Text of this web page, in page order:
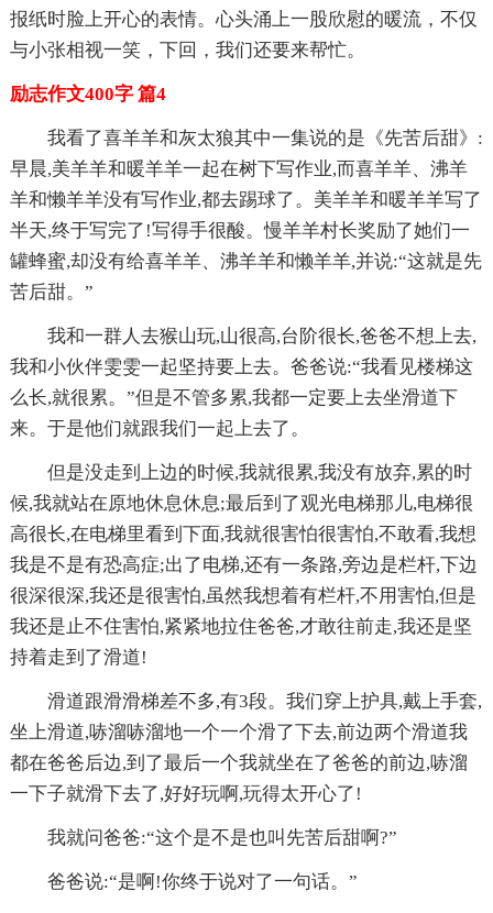
报纸时脸上开心的表情。心头涌上一股欣慰的暖流，不仅
与小张相视一笑，下回，我们还要来帮忙。
励志作文400字 篇4
我看了喜羊羊和灰太狼其中一集说的是《先苦后甜》:
早晨,美羊羊和暖羊羊一起在树下写作业,而喜羊羊、沸羊
羊和懒羊羊没有写作业,都去踢球了。美羊羊和暖羊羊写了
半天,终于写完了!写得手很酸。慢羊羊村长奖励了她们一
罐蜂蜜,却没有给喜羊羊、沸羊羊和懒羊羊,并说:“这就是先
苦后甜。”
我和一群人去猴山玩,山很高,台阶很长,爸爸不想上去,
我和小伙伴雯雯一起坚持要上去。爸爸说:“我看见楼梯这
么长,就很累。”但是不管多累,我都一定要上去坐滑道下
来。于是他们就跟我们一起上去了。
但是没走到上边的时候,我就很累,我没有放弃,累的时
候,我就站在原地休息休息;最后到了观光电梯那儿,电梯很
高很长,在电梯里看到下面,我就很害怕很害怕,不敢看,我想
我是不是有恐高症;出了电梯,还有一条路,旁边是栏杆,下边
很深很深,我还是很害怕,虽然我想着有栏杆,不用害怕,但是
我还是止不住害怕,紧紧地拉住爸爸,才敢往前走,我还是坚
持着走到了滑道!
滑道跟滑滑梯差不多,有3段。我们穿上护具,戴上手套,
坐上滑道,哧溜哧溜地一个一个滑了下去,前边两个滑道我
都在爸爸后边,到了最后一个我就坐在了爸爸的前边,哧溜
一下子就滑下去了,好好玩啊,玩得太开心了!
我就问爸爸:“这个是不是也叫先苦后甜啊?”
爸爸说:“是啊!你终于说对了一句话。”